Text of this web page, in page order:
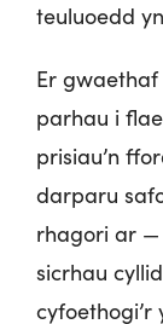
teuluoedd
Er
parhau i
prisiau’n
darparu
rhagori ar
sicrhau